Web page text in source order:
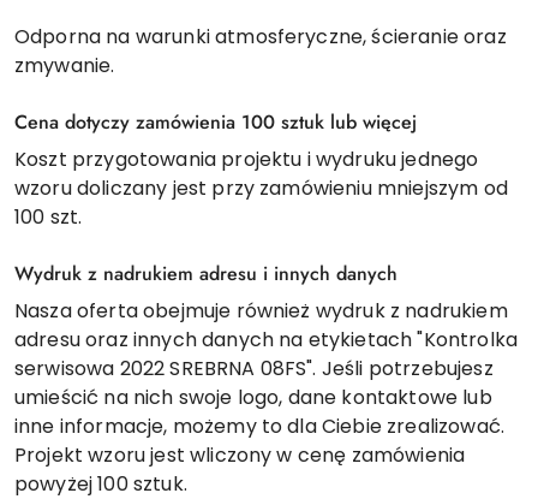
Odporna na warunki atmosferyczne, ścieranie oraz
zmywanie.
Cena dotyczy zamówienia 100 sztuk lub więcej
Koszt przygotowania projektu i wydruku jednego
wzoru doliczany jest przy zamówieniu mniejszym od
100 szt.
Wydruk z nadrukiem adresu i innych danych
Nasza oferta obejmuje również wydruk z nadrukiem
adresu oraz innych danych na etykietach "Kontrolka
serwisowa 2022 SREBRNA 08FS". Jeśli potrzebujesz
umieścić na nich swoje logo, dane kontaktowe lub
inne informacje, możemy to dla Ciebie zrealizować.
Projekt wzoru jest wliczony w cenę zamówienia
powyżej 100 sztuk.